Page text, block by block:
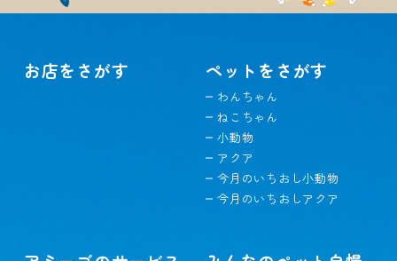
お店をさがす ペットをさがす
わんちゃん
ねこちゃん
小動物
アクア
今月のいちおし小動物
今月のいちおしアクア